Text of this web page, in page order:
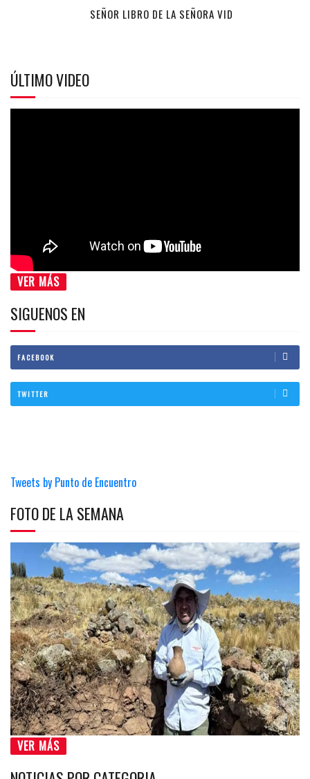
SEÑOR LIBRO DE LA SEÑORA VID
ÚLTIMO VIDEO
VER MÁS
SIGUENOS EN
FACEBOOK
TWITTER
Tweets by Punto de Encuentro
FOTO DE LA SEMANA
VER MÁS